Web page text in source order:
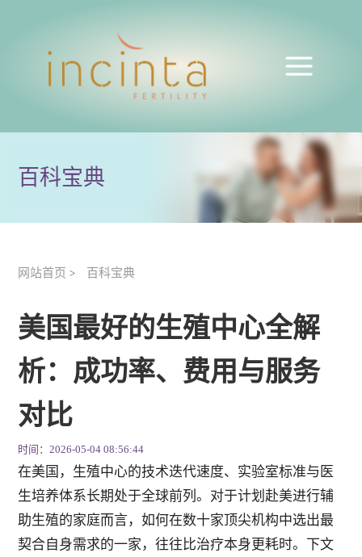
百科宝典
网站首页 > 百科宝典
美国最好的生殖中心全解
析：成功率、费用与服务
对比
时间：2026-05-04 08:56:44
在美国，生殖中心的技术迭代速度、实验室标准与医
生培养体系长期处于全球前列。对于计划赴美进行辅
助生殖的家庭而言，如何在数十家顶尖机构中选出最
契合自身需求的一家，往往比治疗本身更耗时。下文